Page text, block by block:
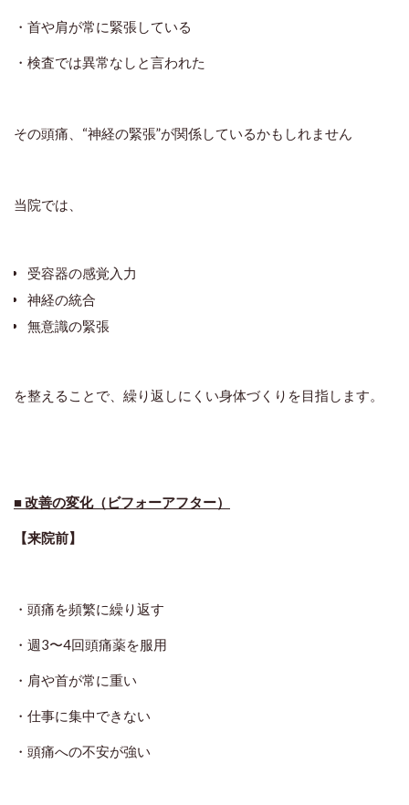
・首や肩が常に緊張している
・検査では異常なしと言われた
その頭痛、“神経の緊張”が関係しているかもしれません
当院では、
受容器の感覚入力
神経の統合
無意識の緊張
を整えることで、 繰り返しにくい身体づくりを目指します。
■ 改善の変化（ビフォーアフター）
【来院前】
・頭痛を頻繁に繰り返す
・週3〜4回頭痛薬を服用
・肩や首が常に重い
・仕事に集中できない
・頭痛への不安が強い